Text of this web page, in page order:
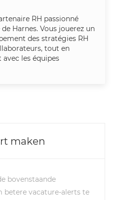
RH passionné
Harnes. Vous jouerez un
des stratégies RH
tout en
les équipes
maken
bovenstaande
vacature-alerts te